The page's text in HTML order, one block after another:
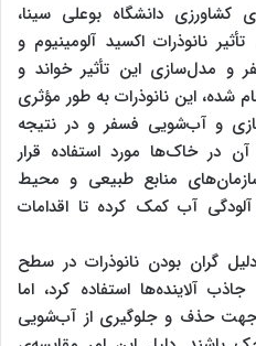
کشاورزی دانشگاه بوعلی سینا،
نانوذرات اکسید آلومینیوم و
و مدل‌سازی این تأثیر خواند و
شده، این نانوذرات به طور مؤثری
و آب‌شویی فسفر و در نتیجه
خاک‌ها مورد استفاده قرار
منابع طبیعی و محیط
آب کمک کرده تا اقدامات
گران بودن نانوذرات در سطح
آلاینده‌ها استفاده کرد، اما
جهت حذف و جلوگیری از آب‌شویی